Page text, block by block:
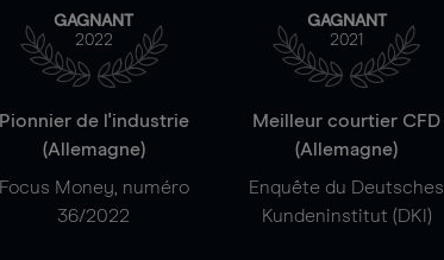
GAGNANT
2022
Pionnier de l'industrie
(Allemagne)
Focus Money, numéro
36/2022
GAGNANT
2021
Meilleur courtier CFD
(Allemagne)
Enquête du Deutsches
Kundeninstitut (DKI)